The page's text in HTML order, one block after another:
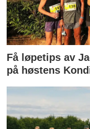
Få løpetips av
på høstens